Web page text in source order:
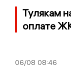
Тулякам
оплате
06/08 08:46